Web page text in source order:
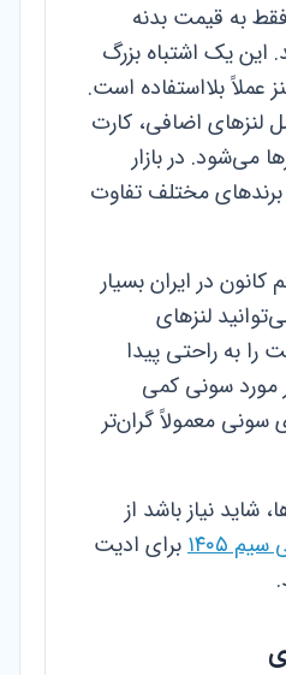
به قیمت بدنه
این یک اشتباه بزرگ
عملاً بلااستفاده است.
لنزهای اضافی، کارت
می‌شود. در بازار
برندهای مختلف تفاوت
در ایران بسیار
لنزهای
را به راحتی پیدا
مورد سونی کمی
معمولاً گران‌تر
شاید نیاز باشد از
۱۴۰۵
برای ادیت